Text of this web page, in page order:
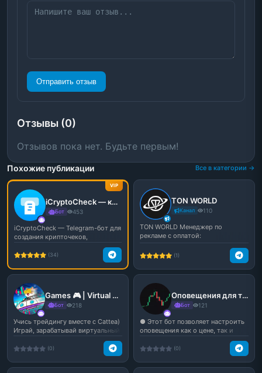
Отправить отзыв
Отзывы (0)
Отзывов пока нет. Будьте первым!
Похожие публикации Все в категории →
VIP
iCryptoCheck — крипточеки, розыгрыши и переводы в Telegram
Бот 453
iCryptoCheck — Telegram-бот для
создания крипточеков,
(34)
TON WORLD
Канал 110
TON WORLD Менеджер по
рекламе с оплатой:
(1)
Games 🎮 | Virtual Trading
Бот 218
Учись трейдингу вместе с Cattea)
Играй, зарабатывай виртуальный
(0)
Оповещения для трейдинга
Бот 121
● Этот бот позволяет настроить
оповещения как о цене, так и
(0)